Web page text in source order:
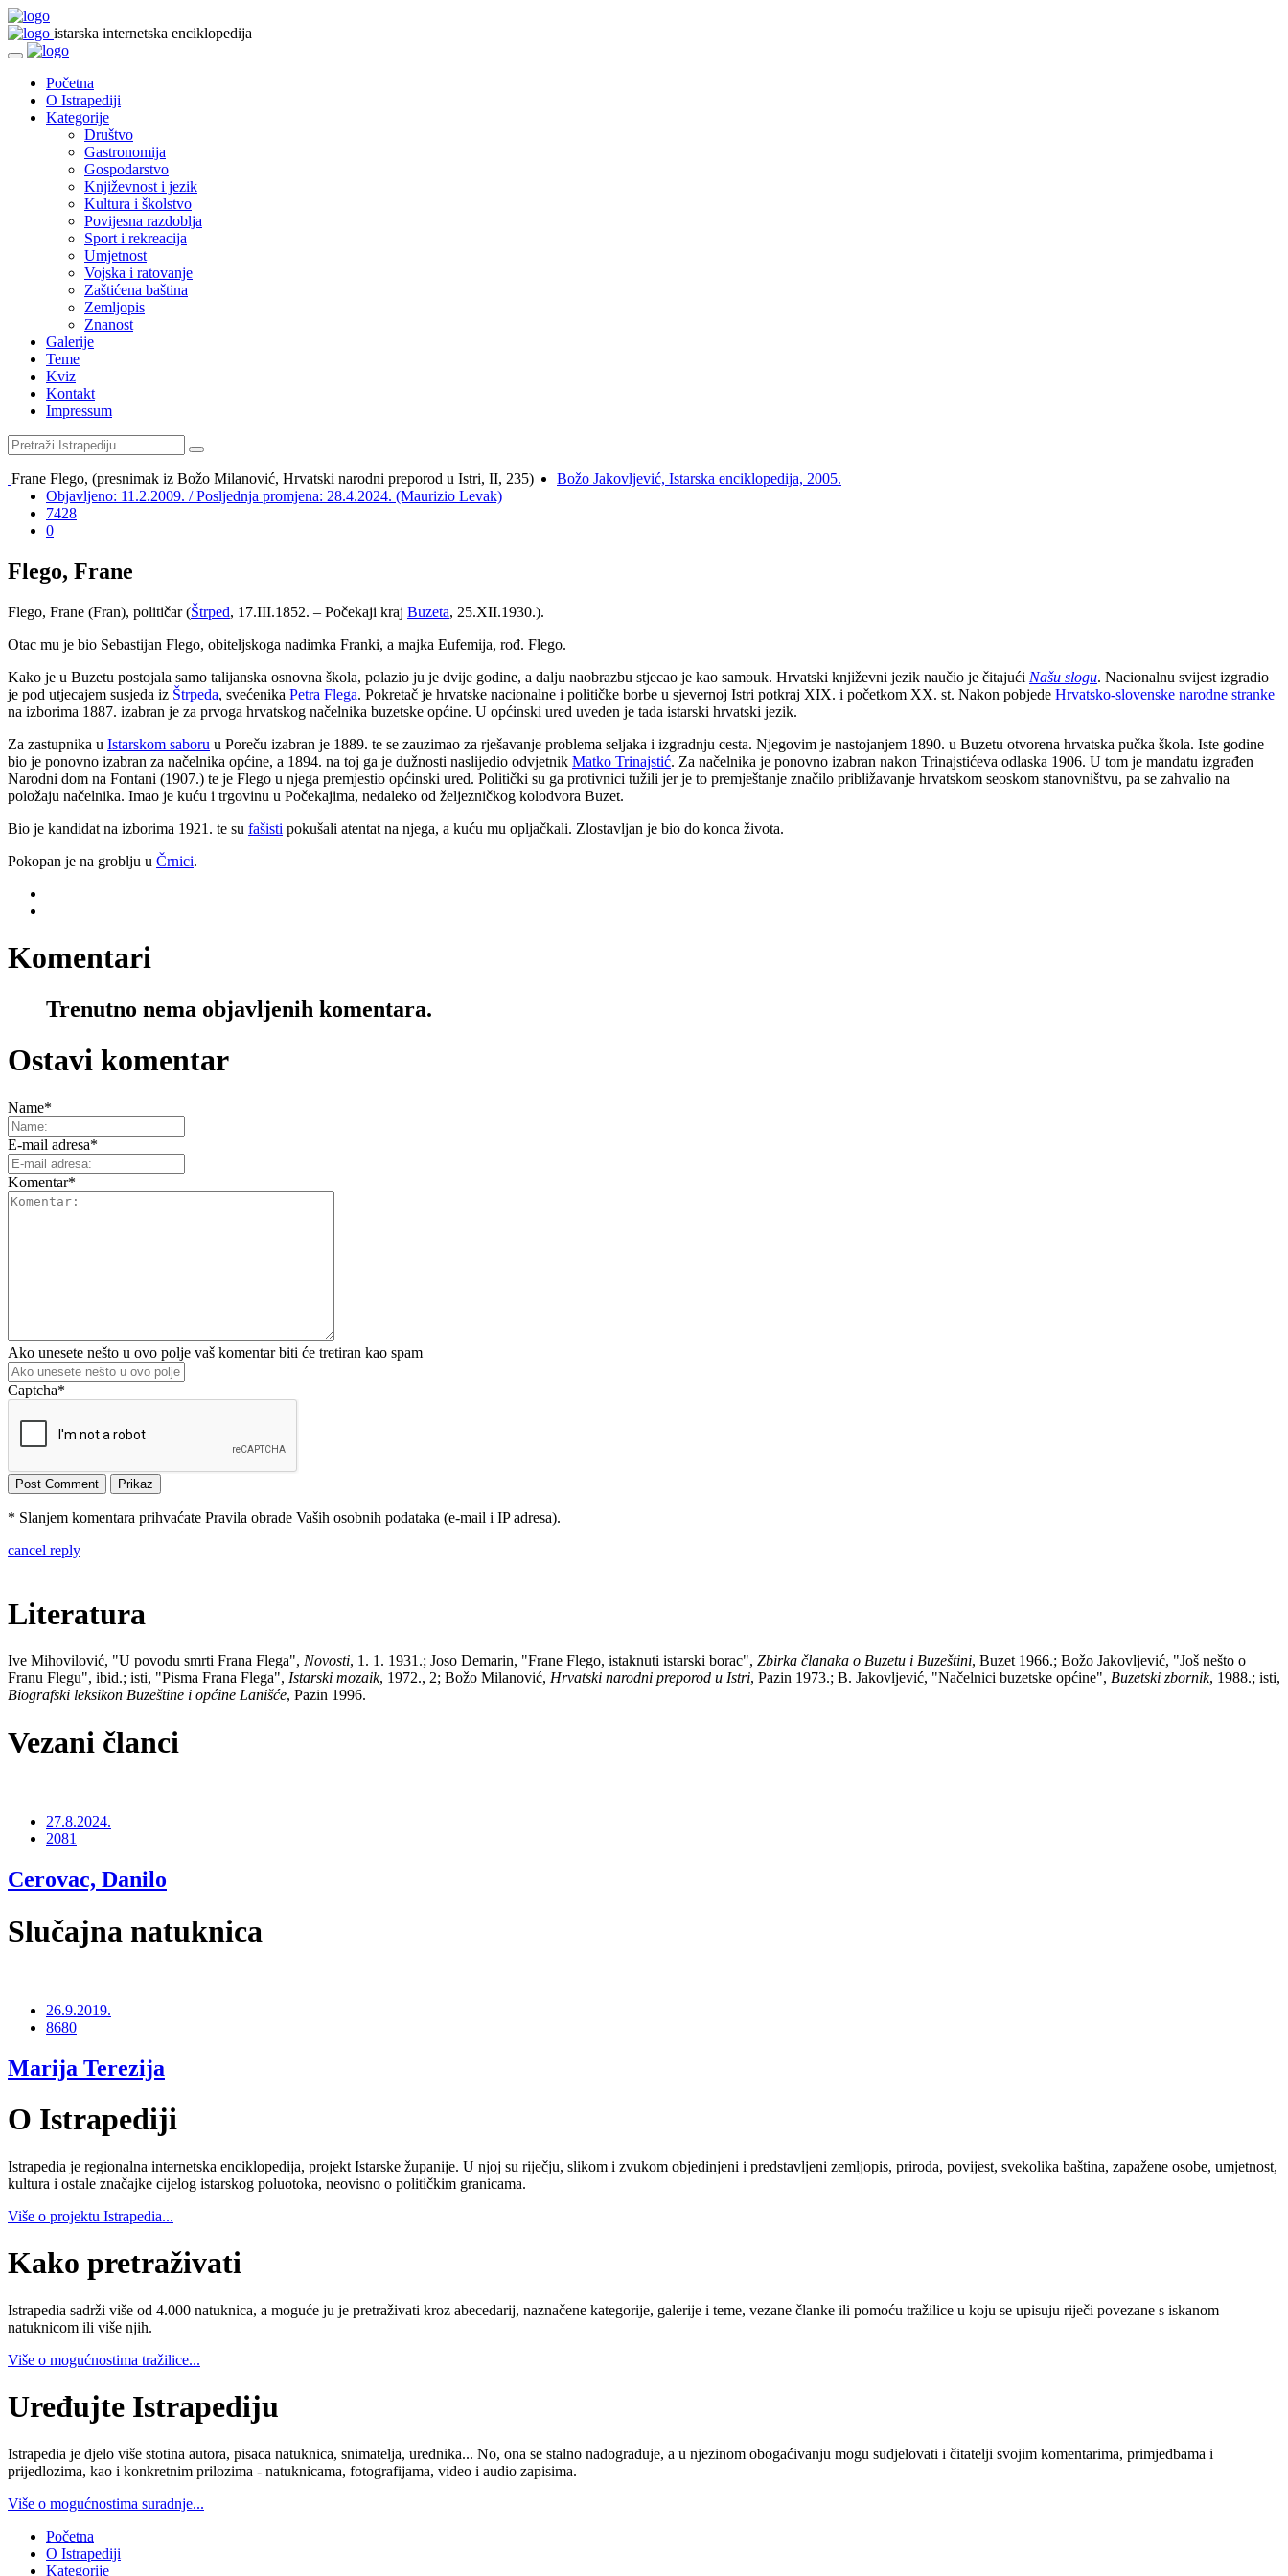
istarska internetska enciklopedija
Početna
O Istrapediji
Kategorije
Društvo
Gastronomija
Gospodarstvo
Književnost i jezik
Kultura i školstvo
Povijesna razdoblja
Sport i rekreacija
Umjetnost
Vojska i ratovanje
Zaštićena baština
Zemljopis
Znanost
Galerije
Teme
Kviz
Kontakt
Impressum
Frane Flego, (presnimak iz Božo Milanović, Hrvatski narodni preporod u Istri, II, 235)
Božo Jakovljević, Istarska enciklopedija, 2005.
Objavljeno: 11.2.2009. / Posljednja promjena: 28.4.2024. (Maurizio Levak)
7428
0
Flego, Frane
Flego, Frane (Fran), političar (Štrped, 17.III.1852. – Počekaji kraj Buzeta, 25.XII.1930.).
Otac mu je bio Sebastijan Flego, obiteljskoga nadimka Franki, a majka Eufemija, rođ. Flego.
Kako je u Buzetu postojala samo talijanska osnovna škola, polazio ju je dvije godine, a dalju naobrazbu stjecao je kao samouk. Hrvatski književni jezik naučio je čitajući Našu slogu. Nacionalnu svijest izgradio
je pod utjecajem susjeda iz Štrpeda, svećenika Petra Flega. Pokretač je hrvatske nacionalne i političke borbe u sjevernoj Istri potkraj XIX. i početkom XX. st. Nakon pobjede Hrvatsko-slovenske narodne stranke
na izborima 1887. izabran je za prvoga hrvatskog načelnika buzetske općine. U općinski ured uveden je tada istarski hrvatski jezik.
Za zastupnika u Istarskom saboru u Poreču izabran je 1889. te se zauzimao za rješavanje problema seljaka i izgradnju cesta. Njegovim je nastojanjem 1890. u Buzetu otvorena hrvatska pučka škola. Iste godine
bio je ponovno izabran za načelnika općine, a 1894. na toj ga je dužnosti naslijedio odvjetnik Matko Trinajstić. Za načelnika je ponovno izabran nakon Trinajstićeva odlaska 1906. U tom je mandatu izgrađen
Narodni dom na Fontani (1907.) te je Flego u njega premjestio općinski ured. Politički su ga protivnici tužili jer je to premještanje značilo približavanje hrvatskom seoskom stanovništvu, pa se zahvalio na
položaju načelnika. Imao je kuću i trgovinu u Počekajima, nedaleko od željezničkog kolodvora Buzet.
Bio je kandidat na izborima 1921. te su fašisti pokušali atentat na njega, a kuću mu opljačkali. Zlostavljan je bio do konca života.
Pokopan je na groblju u Črnici.
Komentari
Trenutno nema objavljenih komentara.
Ostavi komentar
Name*
E-mail adresa*
Komentar*
Ako unesete nešto u ovo polje vaš komentar biti će tretiran kao spam
Captcha*
* Slanjem komentara prihvaćate Pravila obrade Vaših osobnih podataka (e-mail i IP adresa).
cancel reply
Literatura
Ive Mihovilović, "U povodu smrti Frana Flega", Novosti, 1. 1. 1931.; Joso Demarin, "Frane Flego, istaknuti istarski borac", Zbirka članaka o Buzetu i Buzeštini, Buzet 1966.; Božo Jakovljević, "Još nešto o
Franu Flegu", ibid.; isti, "Pisma Frana Flega", Istarski mozaik, 1972., 2; Božo Milanović, Hrvatski narodni preporod u Istri, Pazin 1973.; B. Jakovljević, "Načelnici buzetske općine", Buzetski zbornik, 1988.; isti,
Biografski leksikon Buzeštine i općine Lanišće, Pazin 1996.
Vezani članci
27.8.2024.
2081
Cerovac, Danilo
Slučajna natuknica
26.9.2019.
8680
Marija Terezija
O Istrapediji
Istrapedia je regionalna internetska enciklopedija, projekt Istarske županije. U njoj su riječju, slikom i zvukom objedinjeni i predstavljeni zemljopis, priroda, povijest, svekolika baština, zapažene osobe, umjetnost,
kultura i ostale značajke cijelog istarskog poluotoka, neovisno o političkim granicama.
Više o projektu Istrapedia...
Kako pretraživati
Istrapedia sadrži više od 4.000 natuknica, a moguće ju je pretraživati kroz abecedarij, naznačene kategorije, galerije i teme, vezane članke ili pomoću tražilice u koju se upisuju riječi povezane s iskanom
natuknicom ili više njih.
Više o mogućnostima tražilice...
Uređujte Istrapediju
Istrapedia je djelo više stotina autora, pisaca natuknica, snimatelja, urednika... No, ona se stalno nadograđuje, a u njezinom obogaćivanju mogu sudjelovati i čitatelji svojim komentarima, primjedbama i
prijedlozima, kao i konkretnim prilozima - natuknicama, fotografijama, video i audio zapisima.
Više o mogućnostima suradnje...
Početna
O Istrapediji
Kategorije